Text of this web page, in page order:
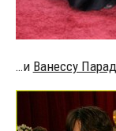
…и Ванессу